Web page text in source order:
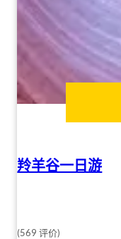
羚羊谷一日游
(569 评价)